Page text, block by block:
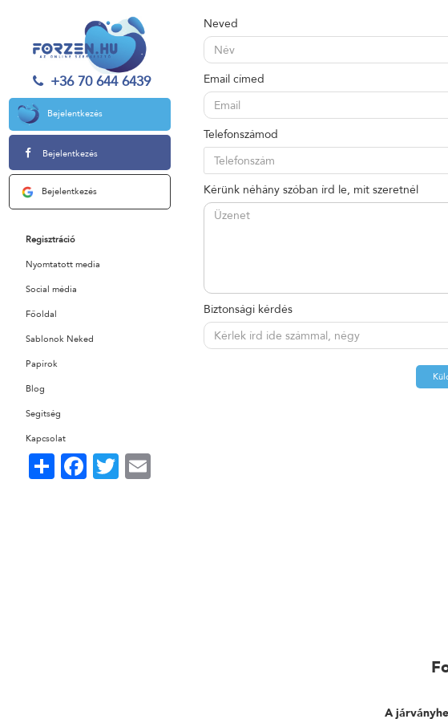
+36 70 644 6439
Bejelentkezés
Bejelentkezés
Bejelentkezés
Regisztráció
Nyomtatott media
Social média
Főoldal
Sablonok Neked
Papírok
Blog
Segítség
Kapcsolat
Share FacebookTwitterEmail
Neved
Email címed
Telefonszámod
Kérünk néhány szóban írd le, mit szeretnél
Biztonsági kérdés
A